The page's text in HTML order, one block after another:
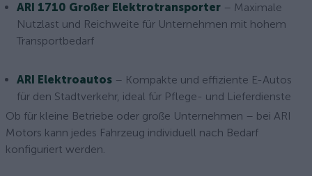
ARI 1710 Großer Elektrotransporter – Maximale
Nutzlast und Reichweite für Unternehmen mit hohem
Transportbedarf
ARI Elektroautos – Kompakte und effiziente E-Autos
für den Stadtverkehr, ideal für Pflege- und Lieferdienste
Ob für kleine Betriebe oder große Unternehmen – bei ARI
Motors kann jedes Fahrzeug individuell nach Bedarf
konfiguriert werden.